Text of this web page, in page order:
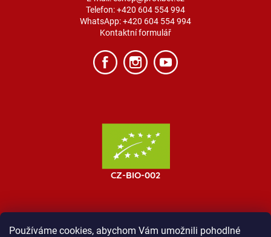
Používáme cookies, abychom Vám umožnili pohodlné
Telefon:+420 604 554 994
WhatsApp:+420 604 554 994
Kontaktní formulář